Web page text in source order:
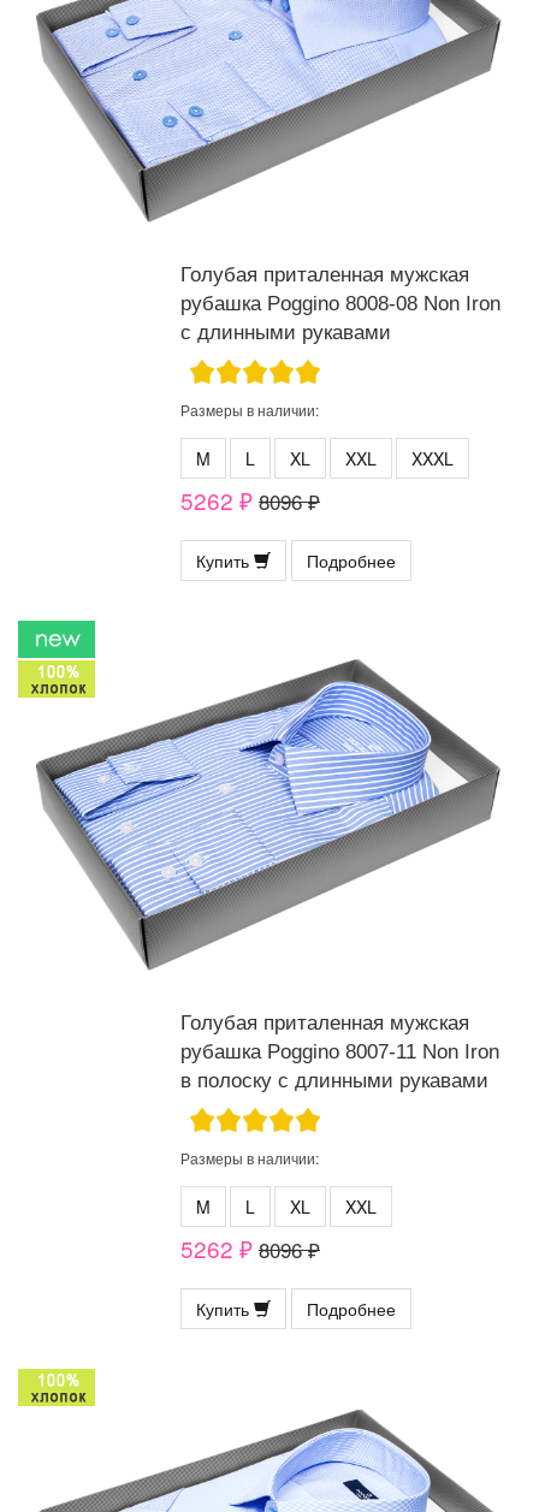
Голубая приталенная мужская
рубашка Poggino 8008-08 Non Iron
с длинными рукавами
Размеры в наличии:
M L XL XXL XXXL
5262 ₽ 8096 ₽
Купить Подробнее
Голубая приталенная мужская
рубашка Poggino 8007-11 Non Iron
в полоску с длинными рукавами
Размеры в наличии:
M L XL XXL
5262 ₽ 8096 ₽
Купить Подробнее